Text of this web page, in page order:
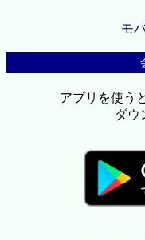
モ
アプリを使う
ダウ